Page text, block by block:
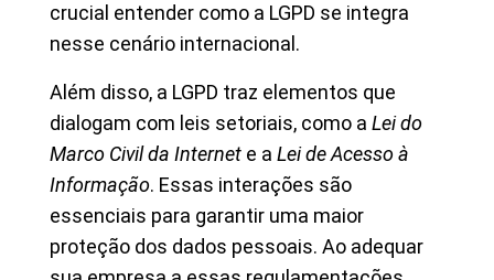
crucial entender como a LGPD se integra
nesse cenário internacional.
Além disso, a LGPD traz elementos que
dialogam com leis setoriais, como a Lei do
Marco Civil da Internet e a Lei de Acesso à
Informação. Essas interações são
essenciais para garantir uma maior
proteção dos dados pessoais. Ao adequar